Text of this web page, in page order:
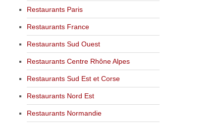
Restaurants Paris
Restaurants France
Restaurants Sud Ouest
Restaurants Centre Rhône Alpes
Restaurants Sud Est et Corse
Restaurants Nord Est
Restaurants Normandie